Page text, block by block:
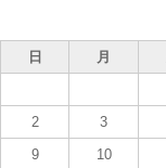
日 月
2
3
9
10